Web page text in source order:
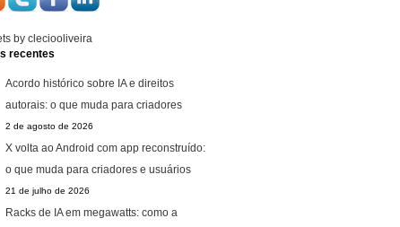
by cleciooliveira
recentes
Acordo histórico sobre IA e direitos
autorais: o que muda para criadores
2 de agosto de 2026
X volta ao Android com app reconstruído:
o que muda para criadores e usuários
21 de julho de 2026
Racks de IA em megawatts: como a